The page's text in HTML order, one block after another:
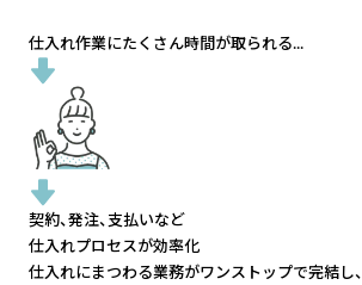
仕入れ作業にたくさん時間が取られる...
契約、発注、支払いなど
仕入れプロセスが効率化
仕入れにまつわる業務がワンストップで完結し、